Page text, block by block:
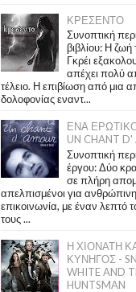
ΚΡΕΣΕΝΤΟ
Συνοπτική
βιβλίου: Η
Γκρέι
απέχει πολύ
τέλειο. Η επιβίωση από μια
δολοφονίας εναντ...
ΕΝΑ
UN CHANT
Συνοπτική
έργου: Δύο
σε πλήρη
απελπισμένοι για ανθρώπινη
επικοινωνία, με έναν λεπτό
τους ...
Η ΧΙΟΝΑΤΗ
ΚΥΝΗΓΟΣ -
WHITE AND
HUNTSMAN